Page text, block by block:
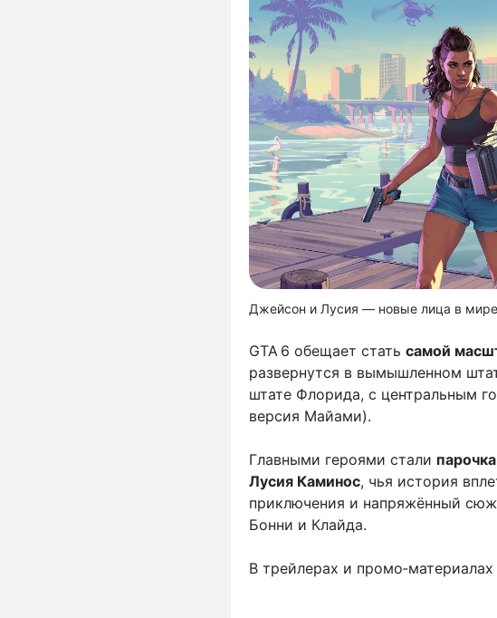
Джейсон и Лусия — новые лица в мире
GTA 6 обещает стать самой
развернутся в вымышленном
штате Флорида, с центральным
версия Майами).
Главными героями стали
Лусия Каминос, чья история
приключения и напряжённый
Бонни и Клайда.
В трейлерах и